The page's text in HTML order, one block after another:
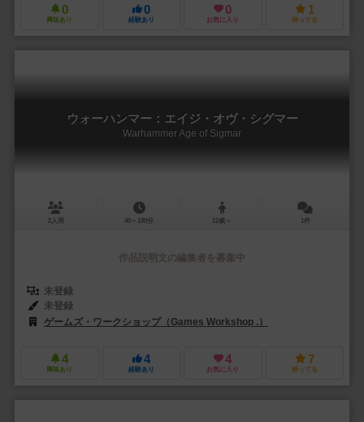
0
興味あり
0
経験あり
0
お気に入り
1
持ってる
ウォーハンマー：エイジ・オヴ・シグマー
Warhammer Age of Sigmar
2人用 40～180分 12歳～ 1件
作品説明文の編集者を募集中
未登録
未登録
ゲームズ・ワークショップ（Games Workshop .）
4
興味あり
4
経験あり
4
お気に入り
7
持ってる